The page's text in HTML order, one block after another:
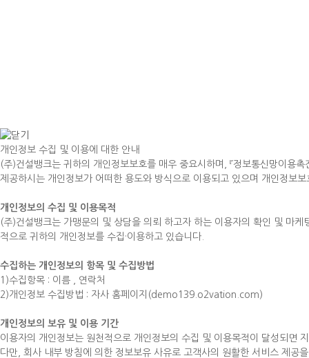
개인정보 수집 및 이용에 대한 안내
(주)건설뱅크는 귀하의 개인정보보호를 매우 중요시하며, 『정보통신망이용
제공하시는 개인정보가 어떠한 용도와 방식으로 이용되고 있으며 개인정보
개인정보의 수집 및 이용목적
(주)건설뱅크는 가맹문의 및 상담을 의뢰 하고자 하는 이용자의 확인 및 마
적으로 귀하의 개인정보를 수집·이용하고 있습니다.
수집하는 개인정보의 항목 및 수집방법
1)수집항목 : 이름 , 연락처
2)개인정보 수집방법 : 자사 홈페이지(demo139.o2vation.com)
개인정보의 보유 및 이용 기간
이용자의 개인정보는 원천적으로 개인정보의 수집 및 이용목적이 달성되면
다만, 회사 내부 방침에 의한 정보보유 사유로 고객사의 원활한 서비스 제